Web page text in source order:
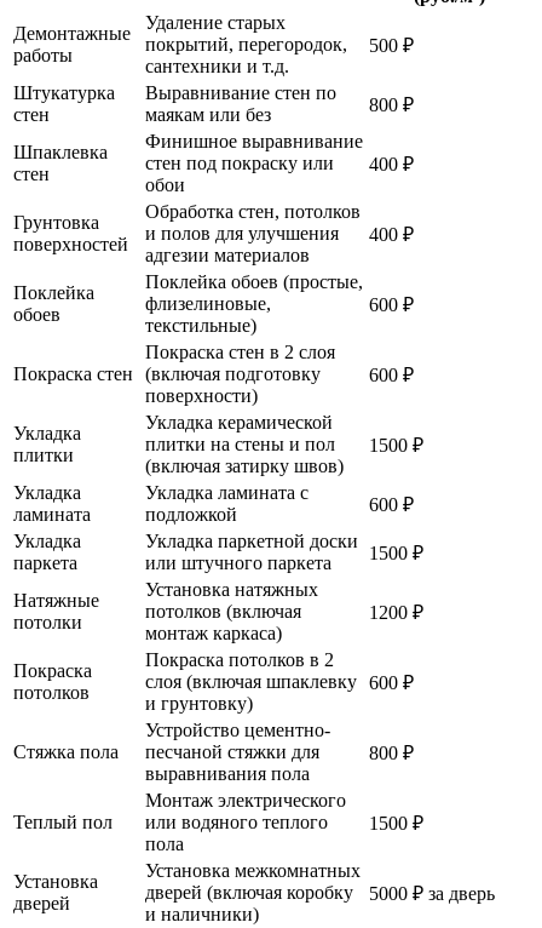
Демонтажные
работы
Удаление старых
покрытий, перегородок,
сантехники и т.д.
500 ₽
Штукатурка
стен
Выравнивание стен по
маякам или без
800 ₽
Шпаклевка
стен
Финишное выравнивание
стен под покраску или
обои
400 ₽
Грунтовка
поверхностей
Обработка стен, потолков
и полов для улучшения
адгезии материалов
400 ₽
Поклейка
обоев
Поклейка обоев (простые,
флизелиновые,
текстильные)
600 ₽
Покраска стен
Покраска стен в 2 слоя
(включая подготовку
поверхности)
600 ₽
Укладка
плитки
Укладка керамической
плитки на стены и пол
(включая затирку швов)
1500 ₽
Укладка
ламината
Укладка ламината с
подложкой
600 ₽
Укладка
паркета
Укладка паркетной доски
или штучного паркета
1500 ₽
Натяжные
потолки
Установка натяжных
потолков (включая
монтаж каркаса)
1200 ₽
Покраска
потолков
Покраска потолков в 2
слоя (включая шпаклевку
и грунтовку)
600 ₽
Стяжка пола
Устройство цементно-
песчаной стяжки для
выравнивания пола
800 ₽
Теплый пол
Монтаж электрического
или водяного теплого
пола
1500 ₽
Установка
дверей
Установка межкомнатных
дверей (включая коробку
и наличники)
5000 ₽ за дверь